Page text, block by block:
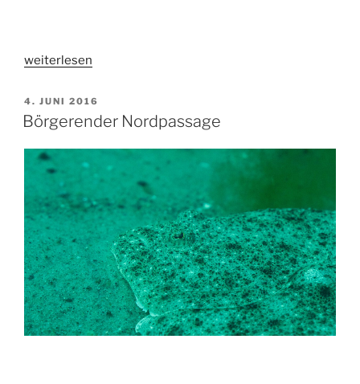
„DJ
und
seine
weiterlesen
VERÖFFENTLICHT
AM
4. JUNI 2016
Börgerender Nordpassage